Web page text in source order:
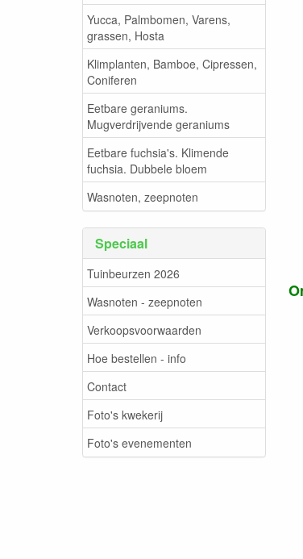
Yucca, Palmbomen, Varens,
grassen, Hosta
Klimplanten, Bamboe, Cipressen,
Coniferen
Eetbare geraniums.
Mugverdrijvende geraniums
Eetbare fuchsia's. Klimende
fuchsia. Dubbele bloem
Wasnoten, zeepnoten
Speciaal
Tuinbeurzen 2026
Wasnoten - zeepnoten
Verkoopsvoorwaarden
Hoe bestellen - info
Contact
Foto's kwekerij
Foto's evenementen